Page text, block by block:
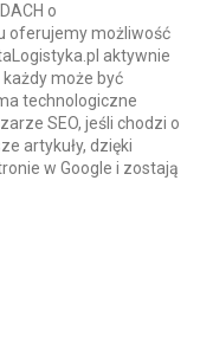
o
oferujemy możliwość
aktywnie
może być
technologiczne
SEO, jeśli chodzi o
artykuły, dzięki
w Google i zostają